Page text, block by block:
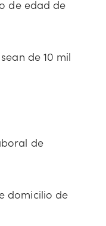
de edad de
de 10 mil
de
domicilio de